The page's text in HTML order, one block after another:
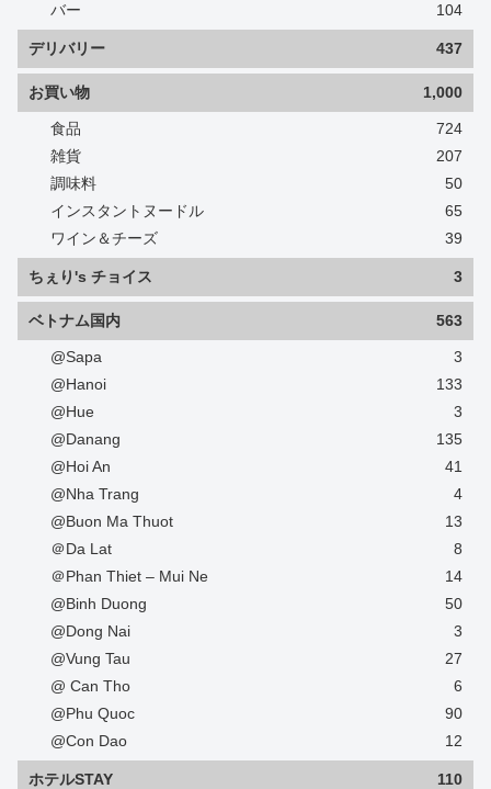
バー 104
デリバリー 437
お買い物 1,000
食品
724
雑貨
207
調味料
50
インスタントヌードル
65
ワイン＆チーズ
39
ちぇり's チョイス 3
ベトナム国内 563
@Sapa
3
@Hanoi
133
@Hue
3
@Danang
135
@Hoi An
41
@Nha Trang
4
@Buon Ma Thuot
13
＠Da Lat
8
＠Phan Thiet – Mui Ne
14
@Binh Duong
50
@Dong Nai
3
@Vung Tau
27
@ Can Tho
6
@Phu Quoc
90
@Con Dao
12
ホテルSTAY 110